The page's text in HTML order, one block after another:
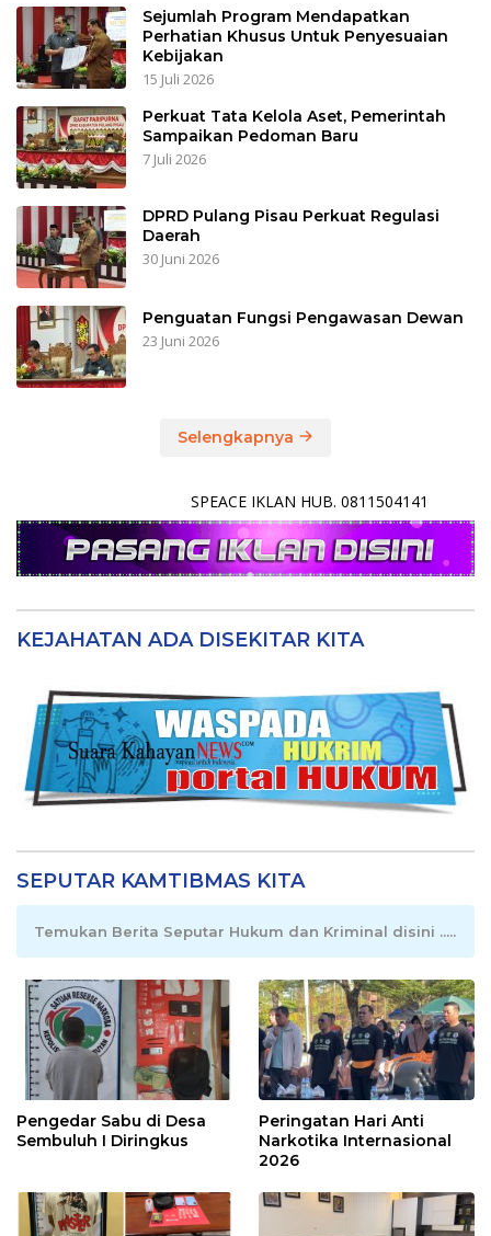
Sejumlah Program Mendapatkan
Perhatian Khusus Untuk Penyesuaian
Kebijakan
15 Juli 2026
Perkuat Tata Kelola Aset, Pemerintah
Sampaikan Pedoman Baru
7 Juli 2026
DPRD Pulang Pisau Perkuat Regulasi
Daerah
30 Juni 2026
Penguatan Fungsi Pengawasan Dewan
23 Juni 2026
Selengkapnya
SPEACE IKLAN HUB. 0811504141
KEJAHATAN ADA DISEKITAR KITA
SEPUTAR KAMTIBMAS KITA
Temukan Berita Seputar Hukum dan Kriminal disini .....
Pengedar Sabu di Desa
Sembuluh I Diringkus
Peringatan Hari Anti
Narkotika Internasional
2026